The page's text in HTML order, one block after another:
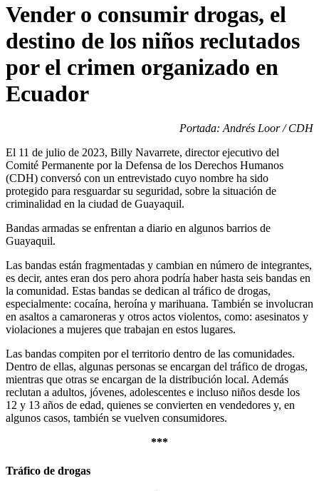
Vender o consumir drogas, el
destino de los niños reclutados
por el crimen organizado en
Ecuador
Portada: Andrés Loor / CDH
El 11 de julio de 2023, Billy Navarrete, director ejecutivo del
Comité Permanente por la Defensa de los Derechos Humanos
(CDH) conversó con un entrevistado cuyo nombre ha sido
protegido para resguardar su seguridad, sobre la situación de
criminalidad en la ciudad de Guayaquil.
Bandas armadas se enfrentan a diario en algunos barrios de
Guayaquil.
Las bandas están fragmentadas y cambian en número de integrantes,
es decir, antes eran dos pero ahora podría haber hasta seis bandas en
la comunidad. Estas bandas se dedican al tráfico de drogas,
especialmente: cocaína, heroína y marihuana. También se involucran
en asaltos a camaroneras y otros actos violentos, como: asesinatos y
violaciones a mujeres que trabajan en estos lugares.
Las bandas compiten por el territorio dentro de las comunidades.
Dentro de ellas, algunas personas se encargan del tráfico de drogas,
mientras que otras se encargan de la distribución local. Además
reclutan a adultos, jóvenes, adolescentes e incluso niños desde los
12 y 13 años de edad, quienes se convierten en vendedores y, en
algunos casos, también se vuelven consumidores.
***
Tráfico de drogas